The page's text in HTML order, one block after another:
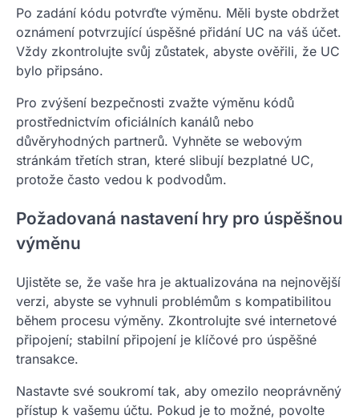
Po zadání kódu potvrďte výměnu. Měli byste obdržet
oznámení potvrzující úspěšné přidání UC na váš účet.
Vždy zkontrolujte svůj zůstatek, abyste ověřili, že UC
bylo připsáno.
Pro zvýšení bezpečnosti zvažte výměnu kódů
prostřednictvím oficiálních kanálů nebo
důvěryhodných partnerů. Vyhněte se webovým
stránkám třetích stran, které slibují bezplatné UC,
protože často vedou k podvodům.
Požadovaná nastavení hry pro úspěšnou
výměnu
Ujistěte se, že vaše hra je aktualizována na nejnovější
verzi, abyste se vyhnuli problémům s kompatibilitou
během procesu výměny. Zkontrolujte své internetové
připojení; stabilní připojení je klíčové pro úspěšné
transakce.
Nastavte své soukromí tak, aby omezilo neoprávněný
přístup k vašemu účtu. Pokud je to možné, povolte